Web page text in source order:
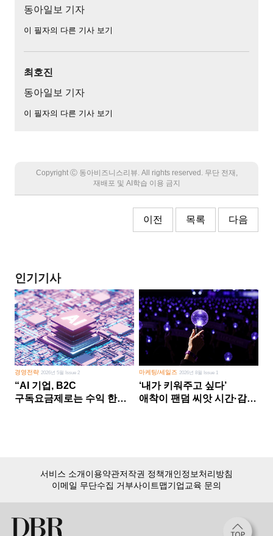
동아일보 기자
이 필자의 다른 기사 보기
최호진
동아일보 기자
이 필자의 다른 기사 보기
Copyright Ⓒ 동아비즈니스리뷰. All rights reserved. 무단 전재,
재배포 및 AI학습 이용 금지
이전 목록 다음
인기기사
경영전략 2026년 5월 Issue 2
“AI 기업, B2C
구독요금제로는 수익 한계
마케팅/세일즈 2026년 8월 Issue 1
‘내가 키워주고 싶다’
애착이 팬덤 씨앗 시간·감정
서비스 소개이용약관저작권 정책개인정보처리방침
이메일 무단수집 거부사이트맵기업교육 문의